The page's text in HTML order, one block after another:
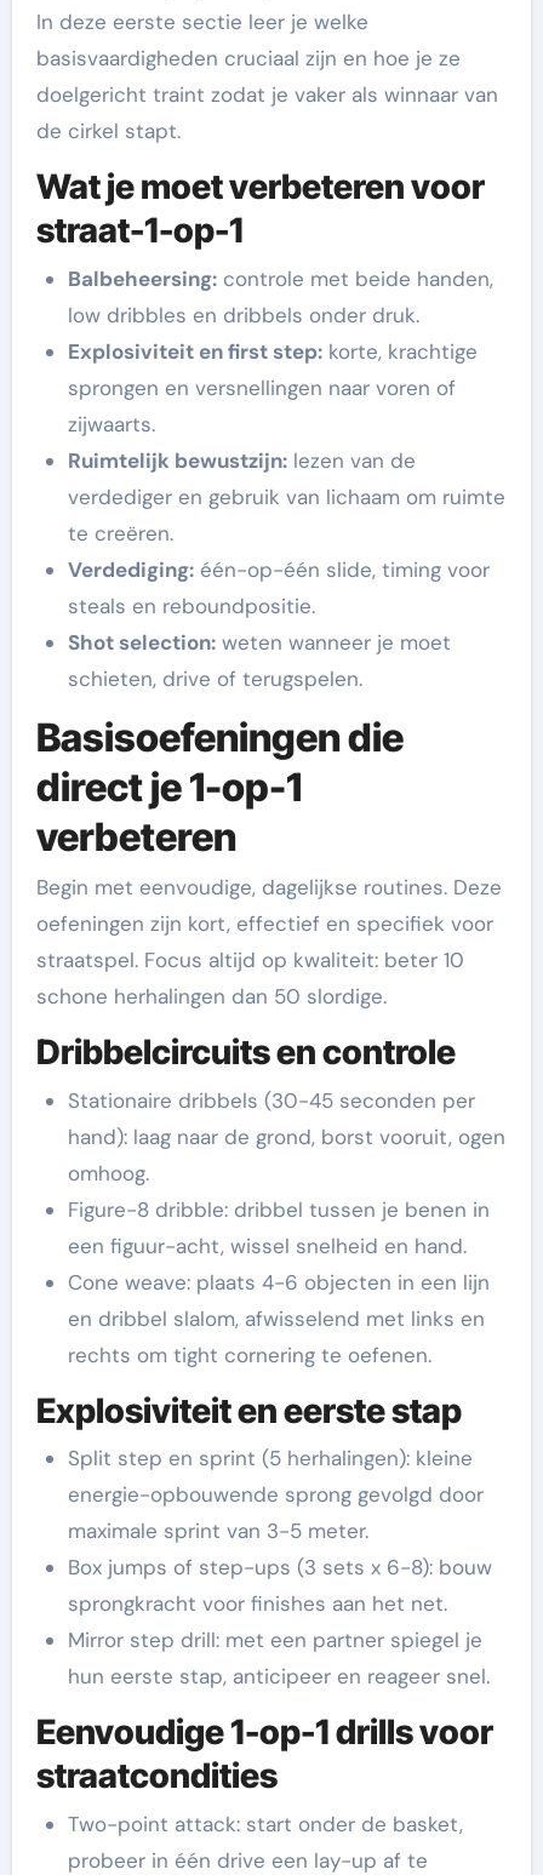
In deze eerste sectie leer je welke
basisvaardigheden cruciaal zijn en hoe je ze
doelgericht traint zodat je vaker als winnaar van
de cirkel stapt.
Wat je moet verbeteren voor
straat-1-op-1
Balbeheersing:controle met beide handen,
low dribbles en dribbels onder druk.
Explosiviteit en first step:korte, krachtige
sprongen en versnellingen naar voren of
zijwaarts.
Ruimtelijk bewustzijn:lezen van de
verdediger en gebruik van lichaam om ruimte
te creëren.
Verdediging:één-op-één slide, timing voor
steals en reboundpositie.
Shot selection:weten wanneer je moet
schieten, drive of terugspelen.
Basisoefeningen die
direct je 1-op-1
verbeteren
Begin met eenvoudige, dagelijkse routines. Deze
oefeningen zijn kort, effectief en specifiek voor
straatspel. Focus altijd op kwaliteit: beter 10
schone herhalingen dan 50 slordige.
Dribbelcircuits en controle
Stationaire dribbels (30-45 seconden per
hand): laag naar de grond, borst vooruit, ogen
omhoog.
Figure-8 dribble: dribbel tussen je benen in
een figuur-acht, wissel snelheid en hand.
Cone weave: plaats 4-6 objecten in een lijn
en dribbel slalom, afwisselend met links en
rechts om tight cornering te oefenen.
Explosiviteit en eerste stap
Split step en sprint (5 herhalingen): kleine
energie-opbouwende sprong gevolgd door
maximale sprint van 3-5 meter.
Box jumps of step-ups (3 sets x 6-8): bouw
sprongkracht voor finishes aan het net.
Mirror step drill: met een partner spiegel je
hun eerste stap, anticipeer en reageer snel.
Eenvoudige 1-op-1 drills voor
straatcondities
Two-point attack: start onder de basket,
probeer in één drive een lay-up af te